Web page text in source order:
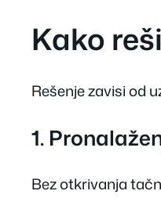
Kako
Rešenje zavisi od
1.
Bez otkrivanja